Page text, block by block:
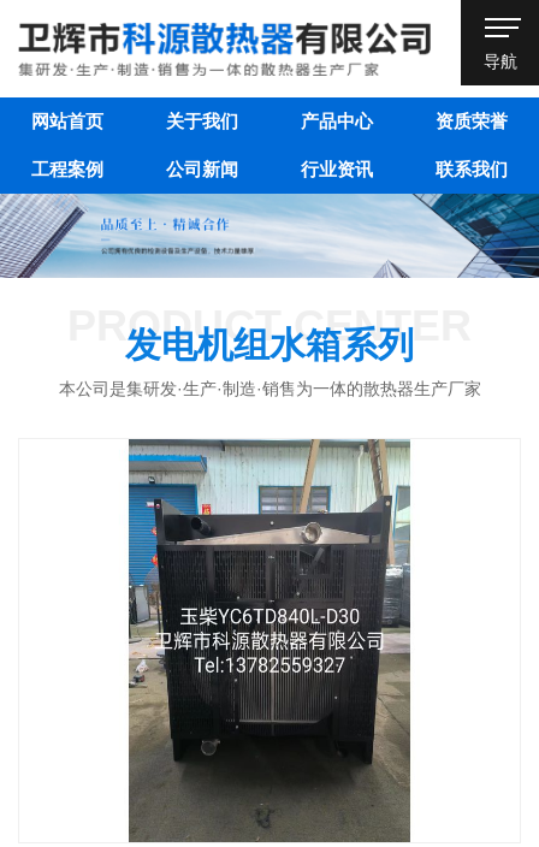
导航
网站首页 关于我们 产品中心 资质荣誉
工程案例 公司新闻 行业资讯 联系我们
PRODUCT CENTER
发电机组水箱系列
本公司是集研发·生产·制造·销售为一体的散热器生产厂家